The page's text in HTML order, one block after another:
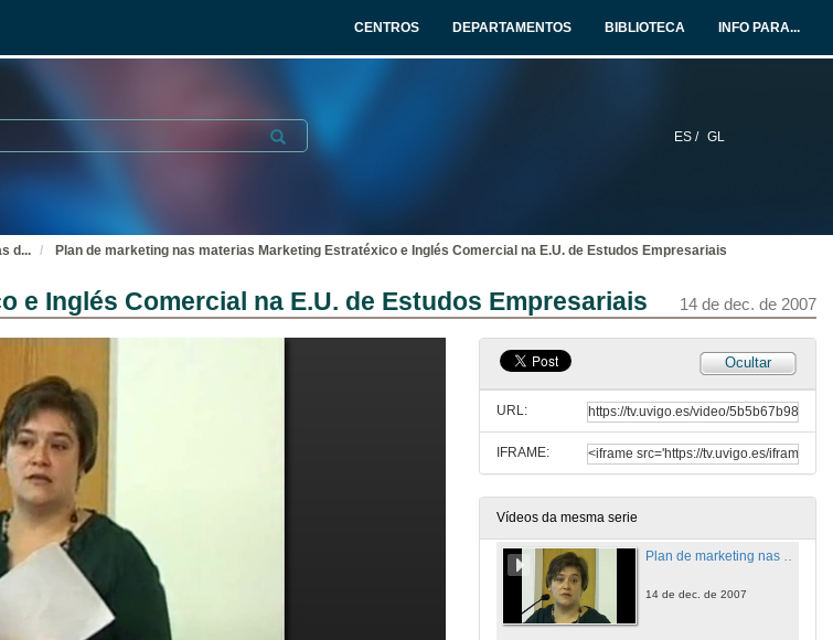
CENTROS DEPARTAMENTOS BIBLIOTECA INFO PARA...
ES / GL
Submit
d... Plan de marketing nas materias Marketing Estratéxico e Inglés Comercial na E.U. de Estudos Empresariais
Inglés Comercial na E.U. de Estudos Empresariais 14 de dec. de 2007
Ocultar
URL:
IFRAME:
Vídeos da mesma serie
Inauguración das Xornadas na Sala I
Opcións educativas dos blogs
14 de dec. de 2007
Plan de marketing nas materias Marketing Estratéxico e Inglés Comercial na E.U. de Estudos Empresariais
14 de dec. de 2007